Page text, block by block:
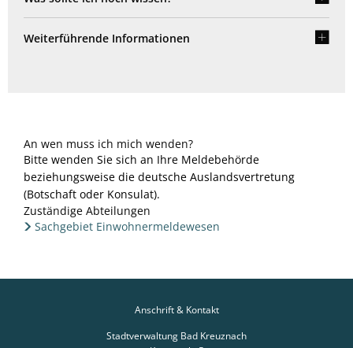
Weiterführende Informationen
An wen muss ich mich wenden?
Bitte wenden Sie sich an Ihre Meldebehörde
beziehungsweise die deutsche Auslandsvertretung
(Botschaft oder Konsulat).
Zuständige Abteilungen
Sachgebiet Einwohnermeldewesen
Anschrift & Kontakt
Stadtverwaltung Bad Kreuznach